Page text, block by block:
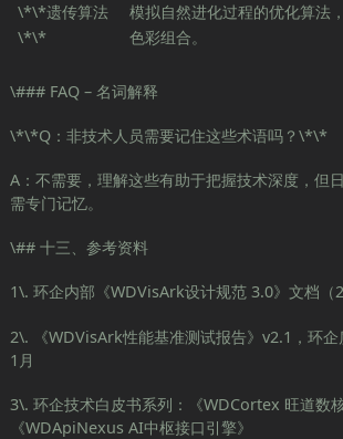
\*\*遗传算法
\*\*
模拟自然进化过程的优化算法
色彩组合。
\### FAQ – 名词解释
\*\*Q：非技术人员需要记住这些术语吗？\*\*
A：不需要，理解这些有助于把握技术深度，但
需专门记忆。
\## 十三、参考资料
1\. 环企内部《WDVisArk设计规范 3.0》文档（
2\. 《WDVisArk性能基准测试报告》v2.1，环
1月
3\. 环企技术白皮书系列：《WDCortex 旺道数核
《WDApiNexus AI中枢接口引擎》